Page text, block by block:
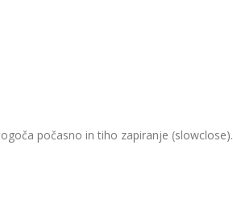
počasno in tiho zapiranje (slowclose).